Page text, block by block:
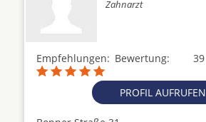
Zahnarzt
Empfehlungen: 39
Bewertung:
PROFIL AUFRUFEN